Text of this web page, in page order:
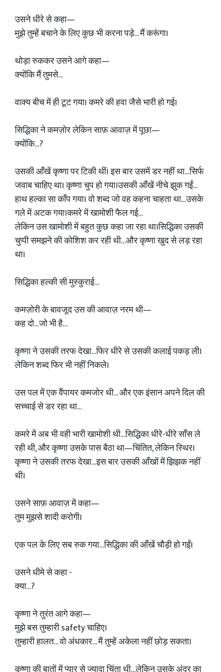
उसने धीरे से कहा—
मुझे तुम्हें बचाने के लिए कुछ भी करना पड़े… मैं करूंगा।
थोड़ा रुककर उसने आगे कहा—
क्योंकि मैं तुमसे…
वाक्य बीच में ही टूट गया। कमरे की हवा जैसे भारी हो गई।
सिद्धिका ने कमज़ोर लेकिन साफ़ आवाज़ में पूछा—
क्योंकि…?
उसकी आँखें कृष्णा पर टिकी थीं। इस बार उसमें डर नहीं था…सिर्फ
जवाब चाहिए था। कृष्णा चुप हो गया।उसकी आँखें नीचे झुक गईं…
हाथ हल्का सा काँप गया। वो शब्द जो वह कहना चाहता था…उसके
गले में अटक गया।कमरे में खामोशी फैल गई…
लेकिन उस खामोशी में बहुत कुछ कहा जा रहा था।सिद्धिका उसकी
चुप्पी समझने की कोशिश कर रही थी…और कृष्णा खुद से लड़ रहा
था।
सिद्धिका हल्की सी मुस्कुराई…
कमज़ोरी के बावजूद उस की आवाज़ नरम थी—
कह दो…जो भी है…
कृष्णा ने उसकी तरफ देखा…फिर धीरे से उसकी कलाई पकड़ ली।
लेकिन शब्द फिर भी नहीं निकले।
उस पल में एक वैंपायर कमजोर थी… और एक इंसान अपने दिल की
सच्चाई से डर रहा था…
कमरे में अब भी वही भारी खामोशी थी…सिद्धिका धीरे-धीरे साँस ले
रही थी, और कृष्णा उसके पास बैठा था—चिंतित, लेकिन स्थिर।
कृष्णा ने उसकी तरफ देखा…इस बार उसकी आँखों में झिझक नहीं
थी।
उसने साफ़ आवाज़ में कहा—
तुम मुझसे शादी करोगी।
एक पल के लिए सब रुक गया…सिद्धिका की आँखें चौड़ी हो गईं।
उसने धीमे से कहा -
क्या…?
कृष्णा ने तुरंत आगे कहा—
मुझे बस तुम्हारी safety चाहिए।
तुम्हारी हालत… वो अंधकार… मैं तुम्हें अकेला नहीं छोड़ सकता।